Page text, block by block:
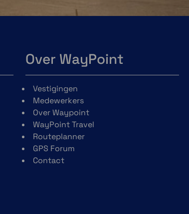
Over WayPoint
Vestigingen
Medewerkers
Over Waypoint
WayPoint Travel
Routeplanner
GPS Forum
Contact